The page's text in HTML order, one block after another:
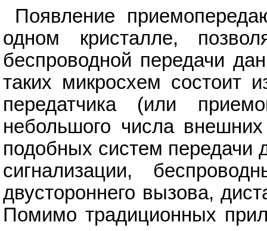
Появление
одном кристалле,
беспроводной передачи
таких микросхем состоит
передатчика (или
небольшого числа
подобных систем передачи
сигнализации,
двустороннего вызова,
Помимо традиционных